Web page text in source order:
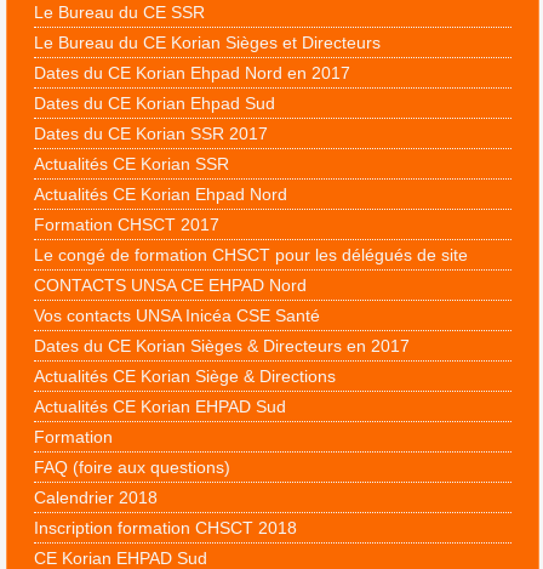
Le Bureau du CE SSR
Le Bureau du CE Korian Sièges et Directeurs
Dates du CE Korian Ehpad Nord en 2017
Dates du CE Korian Ehpad Sud
Dates du CE Korian SSR 2017
Actualités CE Korian SSR
Actualités CE Korian Ehpad Nord
Formation CHSCT 2017
Le congé de formation CHSCT pour les délégués de site
CONTACTS UNSA CE EHPAD Nord
Vos contacts UNSA Inicéa CSE Santé
Dates du CE Korian Sièges & Directeurs en 2017
Actualités CE Korian Siège & Directions
Actualités CE Korian EHPAD Sud
Formation
FAQ (foire aux questions)
Calendrier 2018
Inscription formation CHSCT 2018
CE Korian EHPAD Sud